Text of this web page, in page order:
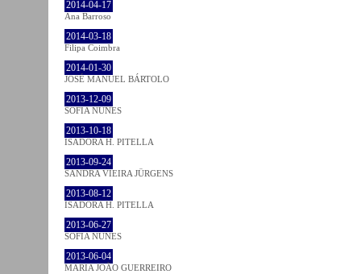
2014-04-17
Ana Barroso
2014-03-18
Filipa Coimbra
2014-01-30
JOSÉ MANUEL BÁRTOLO
2013-12-09
SOFIA NUNES
2013-10-18
ISADORA H. PITELLA
2013-09-24
SANDRA VIEIRA JÜRGENS
2013-08-12
ISADORA H. PITELLA
2013-06-27
SOFIA NUNES
2013-06-04
MARIA JOÃO GUERREIRO